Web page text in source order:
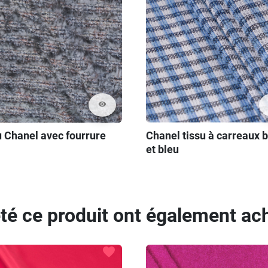
visibility
Chanel avec fourrure
Chanel tissu à carreaux
et bleu
ce produit ont également
favorite